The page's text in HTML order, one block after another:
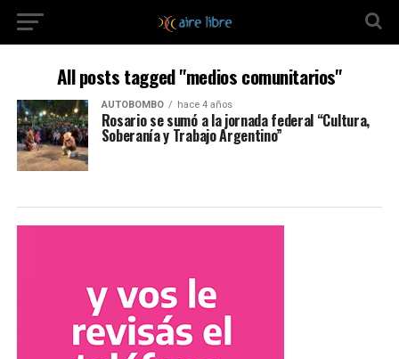
All posts tagged "medios comunitarios"
AUTOBOMBO hace 4 años
Rosario se sumó a la jornada federal “Cultura,
Soberanía y Trabajo Argentino”